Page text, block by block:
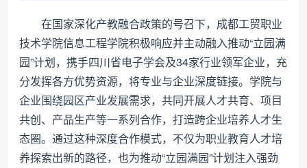
在国家深化产教融合政策的号召下，成都工贸职业
技术学院信息工程学院积极响应并主动融入推动“立园满
园”计划，携手四川省电子学会及34家行业领军企业，充
分发挥各方优势资源，将专业与企业深度链接。学院与
企业围绕园区产业发展需求，共同开展人才共育、项目
共创、产品生产等一系列合作，打造跨企业培养人才生
态圈。通过这种深度合作模式，不仅为职业教育人才培
养探索出新的路径，也为推动“立园满园”计划注入强劲